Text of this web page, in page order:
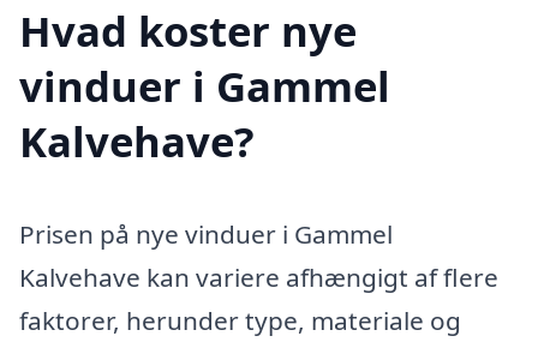
Hvad koster nye
vinduer i Gammel
Kalvehave?
Prisen på nye vinduer i Gammel
Kalvehave kan variere afhængigt af flere
faktorer, herunder type, materiale og